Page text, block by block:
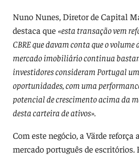
Nuno Nunes, Diretor de Capital
destaca que «esta transação vem
CBRE que davam conta que o
mercado imobiliário continua
investidores consideram Portugal
oportunidades, com uma
potencial de crescimento acima da
desta carteira de ativos».
Com este negócio, a Värde reforça
mercado português de escritórios.